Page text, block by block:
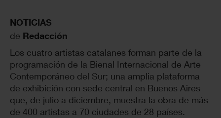
NOTICIAS
de Redacción
Los cuatro artistas catalanes forman parte de la
programación de la Bienal Internacional de Arte
Contemporáneo del Sur; una amplia plataforma
de exhibición con sede central en Buenos Aires
que, de julio a diciembre, muestra la obra de más
de 400 artistas a 70 ciudades de 28 países.